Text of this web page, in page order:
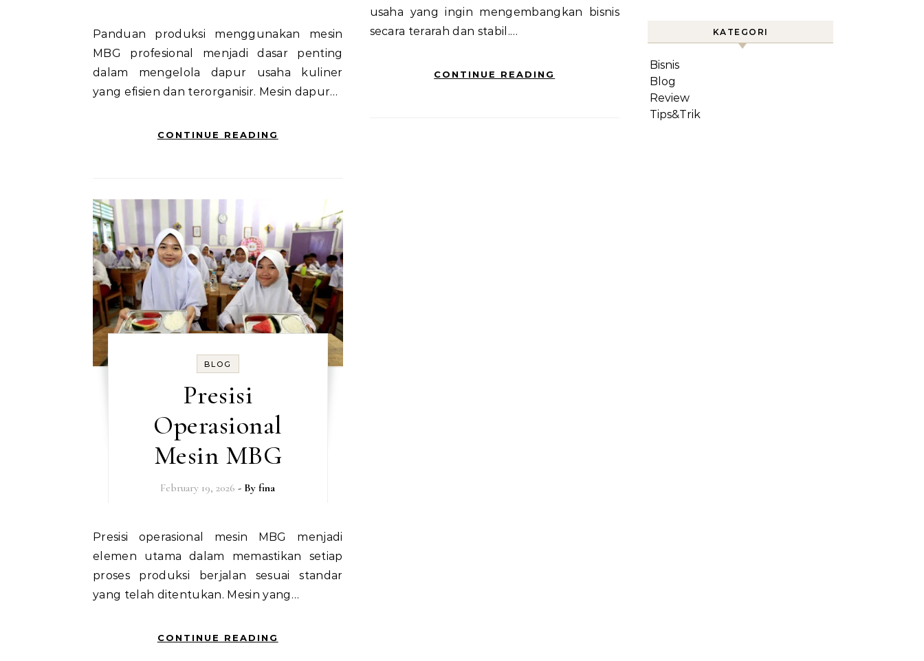
Panduan produksi menggunakan mesin
MBG profesional menjadi dasar penting
dalam mengelola dapur usaha kuliner
yang efisien dan terorganisir. Mesin dapur…
CONTINUE READING
usaha yang ingin mengembangkan bisnis
secara terarah dan stabil.…
CONTINUE READING
BLOG
Presisi
Operasional
Mesin MBG
February 19, 2026 - Byfina
Presisi operasional mesin MBG menjadi
elemen utama dalam memastikan setiap
proses produksi berjalan sesuai standar
yang telah ditentukan. Mesin yang…
CONTINUE READING
KATEGORI
Bisnis
Blog
Review
Tips&Trik